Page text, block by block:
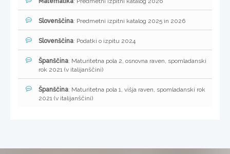
Slovenščina: Predmetni izpitni katalog 2025 in 2026
Slovenščina: Podatki o izpitu 2024
Španščina: Maturitetna pola 2, osnovna raven, spomladanski
rok 2021 (v italijanščini)
Španščina: Maturitetna pola 1, višja raven, spomladanski rok
2021 (v italijanščini)